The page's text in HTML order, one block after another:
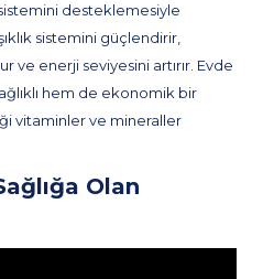
desteklemesiyle
sistemini güçlendirir,
ve enerji seviyesini artırır. Evde
hem de ekonomik bir
vitaminler ve mineraller
Olan